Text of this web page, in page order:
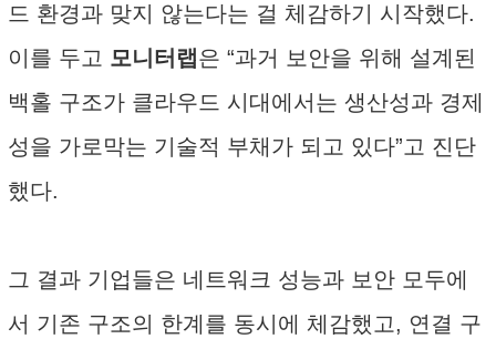
드 환경과 맞지 않는다는 걸 체감하기 시작했다.
이를 두고 모니터랩은 “과거 보안을 위해 설계된
백홀 구조가 클라우드 시대에서는 생산성과 경제
성을 가로막는 기술적 부채가 되고 있다”고 진단
했다.
그 결과 기업들은 네트워크 성능과 보안 모두에
서 기존 구조의 한계를 동시에 체감했고, 연결 구